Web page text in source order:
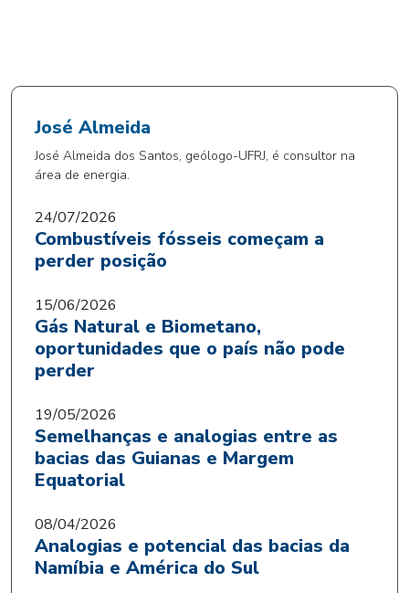
José Almeida
José Almeida dos Santos, geólogo-UFRJ, é consultor na
área de energia.
24/07/2026
Combustíveis fósseis começam a
perder posição
15/06/2026
Gás Natural e Biometano,
oportunidades que o país não pode
perder
19/05/2026
Semelhanças e analogias entre as
bacias das Guianas e Margem
Equatorial
08/04/2026
Analogias e potencial das bacias da
Namíbia e América do Sul